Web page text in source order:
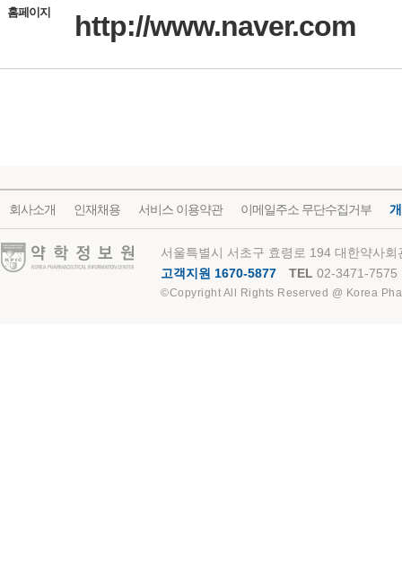
홈페이지
http://www.naver.com
회사소개 인재채용 서비스 이용약관 이메일주소 무단수집거부
약학정보원
서울특별시 서초구 효령로 194 대한약사
고객지원 1670-5877
TEL 02-3471-7575
©Copyright All Rights Reserved @ Korea